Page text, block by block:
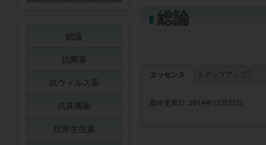
総論
エッセンス ステップアップ
最終更新日: 2014年12月22日
総論
抗菌薬
抗ウィルス薬
抗真菌薬
抗寄生虫薬